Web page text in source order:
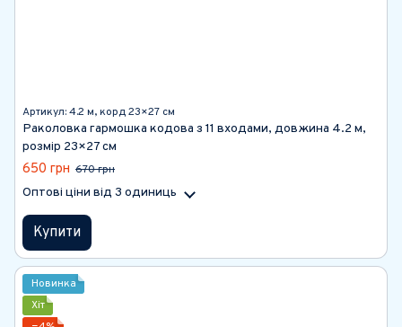
Артикул: 4.2 м, корд 23×27 см
Раколовка гармошка кодова з 11 входами, довжина 4.2 м,
розмір 23×27 см
650 грн 670 грн
Оптові ціни від 3 одиниць
Купити
Новинка
Хіт